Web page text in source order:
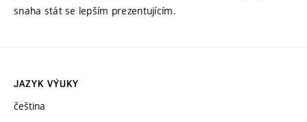
snaha stát se lepším prezentujícím.
JAZYK VÝUKY
čeština